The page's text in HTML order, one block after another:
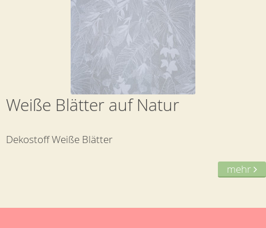
Weiße Blätter auf Natur
Dekostoff Weiße Blätter
mehr